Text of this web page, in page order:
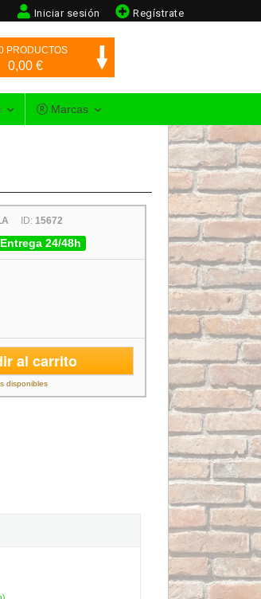
Regístrate
Iniciar sesión
PRODUCTOS
0,00 €
Marcas
ID: 15672
24/48h
al carrito
disponibles